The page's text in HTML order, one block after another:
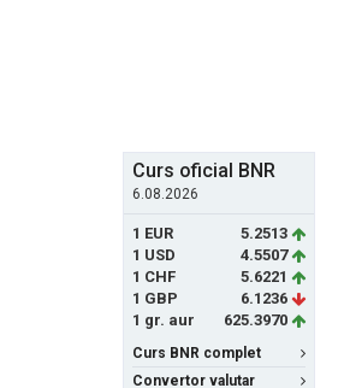
Curs oficial BNR
6.08.2026
1 EUR
5.2513
1 USD
4.5507
1 CHF
5.6221
1 GBP
6.1236
1 gr. aur
625.3970
Curs BNR complet
Convertor valutar